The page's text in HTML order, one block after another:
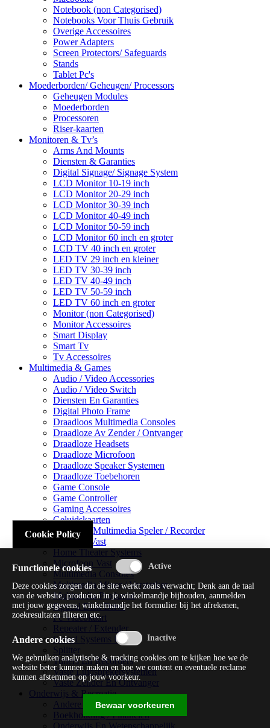
Notebook (non Categorised)
Notebooks Voor Thuis Gebruik
Overige Accessoires
Power Adapters
Screen Protectors/ Safeguards
Stands
Tablet Pc's
Moederborden/ Geheugen/ Processors
Geheugen Modules
Moederborden
Processoren
Riser-kaarten
Monitoren & Tv’s
Arms And Mounts
Diensten & Garanties
Digital Signage/ Signage System
LCD Monitor 10-19 inch
LCD Monitor 20-29 inch
LCD Monitor 30-39 inch
LCD Monitor 40-49 inch
LCD Monitor 50-59 inch
LCD Monitor 60 inch en groter
LCD TV 40 inch en groter
LED TV 29 inch en kleiner
LED TV 30-39 inch
LED TV 40-49 inch
LED TV 50-59 inch
LED TV 60 inch en groter
Monitor (non Categorised)
Monitor Accessoires
Smart Display
Smart Tv
Tv Accessoires
Multimedia & Games
Audio / Video Accessories
Audio / Video Switch
Diensten En Garanties
Digital Photo Frame
Draadloos Multimedia Consoles
Draadloze Av Zender / Ontvanger
Draadloze Headsets
Draadloze Microfoon
Draadloze Speaker Systemen
Draadloze Toebehoren
Game Console
Game Controller
Gaming Accessoires
Geluidskaarten
Handheld Multimedia Speler / Recorder
Headsets Vast
Home Theater Systems
Microfoon Vast
Multimedia Consoles
Multimedia Mixer / Versterker
Multimedia Productie
Optical Disk Drive
Pc Videokaart
Repeater / Extender
Sound Systems Hi-fi
Splitter
Tuners En Recorders
Vaste Luidsprekersystemen
Vaste Zender En Ontvanger
Onderwijs & Recreatie
Andere Beveiligingssoftware
Boekhouding / Financiën
Cookie Policy
Functionele cookies
Deze cookies zorgen dat de site werkt zoals verwacht; Denk aan de taal
van de website, producten in je winkelmandje bijhouden, aanmelden
met jouw gegevens, winkelmandje het formulier bij het afrekenen,
zoekresultaten filteren etc.
Andere cookies
We gebruiken analytische & tracking cookies om te kijken hoe we de
website beter kunnen maken en hoe we content en eventuele reclame
kunnen afstemmen op jouw voorkeur.
Bewaar voorkeuren